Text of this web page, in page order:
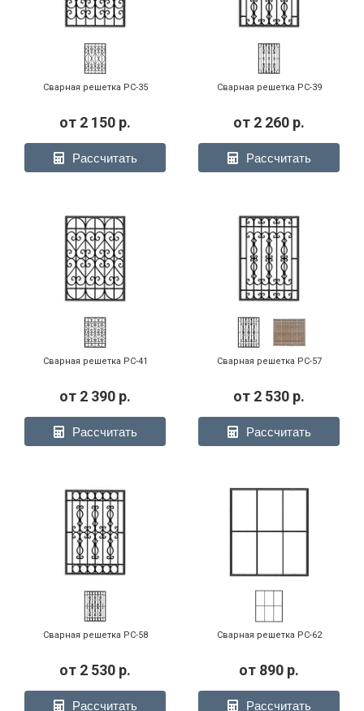
Сварная решетка РС-35
от 2 150 р.
Рассчитать
Сварная решетка РС-39
от 2 260 р.
Рассчитать
Сварная решетка РС-41
от 2 390 р.
Рассчитать
Сварная решетка РС-57
от 2 530 р.
Рассчитать
Сварная решетка РС-58
от 2 530 р.
Рассчитать
Сварная решетка РС-62
от 890 р.
Рассчитать